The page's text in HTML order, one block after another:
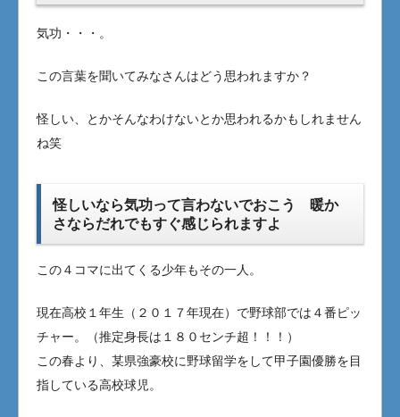
気功・・・。
この言葉を聞いてみなさんはどう思われますか？
怪しい、とかそんなわけないとか思われるかもしれません
ね笑
怪しいなら気功って言わないでおこう 暖か
さならだれでもすぐ感じられますよ
この４コマに出てくる少年もその一人。
現在高校１年生（２０１７年現在）で野球部では４番ピッ
チャー。（推定身長は１８０センチ超！！！）
この春より、某県強豪校に野球留学をして甲子園優勝を目
指している高校球児。